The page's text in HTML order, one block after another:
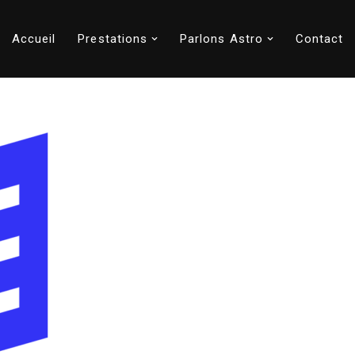
Accueil Prestations Parlons Astro Contact